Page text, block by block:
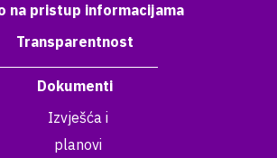
na pristup informacijama
Transparentnost
Dokumenti
Izvješća i
planovi